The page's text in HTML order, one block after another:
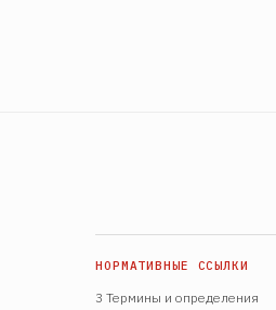
3 Термины и определения